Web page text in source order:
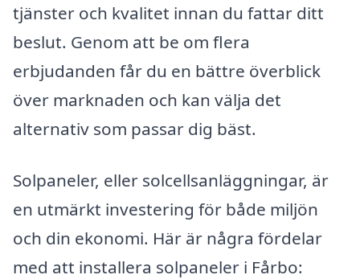
tjänster och kvalitet innan du fattar ditt
beslut. Genom att be om flera
erbjudanden får du en bättre överblick
över marknaden och kan välja det
alternativ som passar dig bäst.
Solpaneler, eller solcellsanläggningar, är
en utmärkt investering för både miljön
och din ekonomi. Här är några fördelar
med att installera solpaneler i Fårbo: